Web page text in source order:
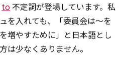
to不定詞が登場しています。私
を入れても、「委員会は～を
増やすために」と日本語とし
は少なくありません。